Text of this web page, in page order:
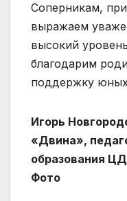
Соперникам,
выра­жаем
высокий
благода­рим
поддержку
Игорь
«Двина»,
образования
Фото